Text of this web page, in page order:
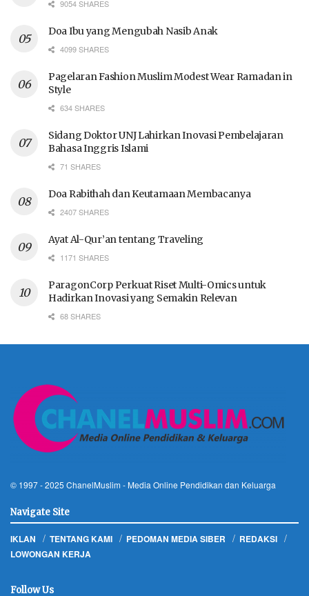
9054 SHARES
Doa Ibu yang Mengubah Nasib Anak
4099 SHARES
Pagelaran Fashion Muslim Modest Wear Ramadan in
Style
634 SHARES
Sidang Doktor UNJ Lahirkan Inovasi Pembelajaran
Bahasa Inggris Islami
71 SHARES
Doa Rabithah dan Keutamaan Membacanya
2407 SHARES
Ayat Al-Qur’an tentang Traveling
1171 SHARES
ParagonCorp Perkuat Riset Multi-Omics untuk
Hadirkan Inovasi yang Semakin Relevan
68 SHARES
© 1997 - 2025 ChanelMuslim - Media Online Pendidikan dan Keluarga
Navigate Site
IKLAN TENTANG KAMI PEDOMAN MEDIA SIBER
REDAKSI
LOWONGAN KERJA
Follow Us